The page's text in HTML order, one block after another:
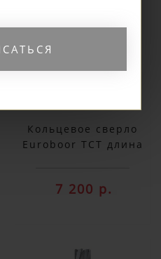
Кольцевое сверло
Euroboor TCT длина
7 200 р.